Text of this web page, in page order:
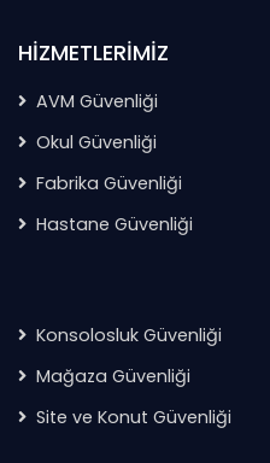
HIZMETLERIMIZ
AVM Güvenliği
Okul Güvenliği
Fabrika Güvenliği
Hastane Güvenliği
Konsolosluk Güvenliği
Mağaza Güvenliği
Site ve Konut Güvenliği